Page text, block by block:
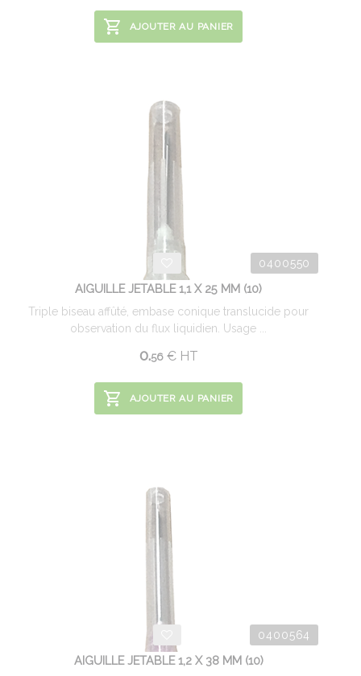
AJOUTER AU PANIER
0400550
AIGUILLE JETABLE 1,1 X 25 MM (10)
Triple biseau affûté, embase conique translucide pour
observation du flux liquidien. Usage ...
0.56 €HT
AJOUTER AU PANIER
0400564
AIGUILLE JETABLE 1,2 X 38 MM (10)